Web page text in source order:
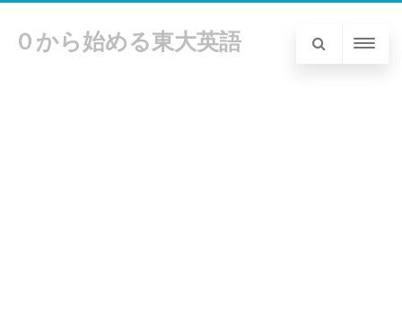
０から始める東大英語